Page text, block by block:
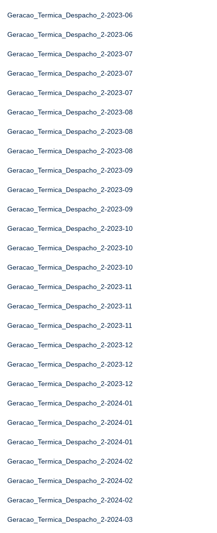
Geracao_Termica_Despacho_2-2023-06
Geracao_Termica_Despacho_2-2023-06
Geracao_Termica_Despacho_2-2023-07
Geracao_Termica_Despacho_2-2023-07
Geracao_Termica_Despacho_2-2023-07
Geracao_Termica_Despacho_2-2023-08
Geracao_Termica_Despacho_2-2023-08
Geracao_Termica_Despacho_2-2023-08
Geracao_Termica_Despacho_2-2023-09
Geracao_Termica_Despacho_2-2023-09
Geracao_Termica_Despacho_2-2023-09
Geracao_Termica_Despacho_2-2023-10
Geracao_Termica_Despacho_2-2023-10
Geracao_Termica_Despacho_2-2023-10
Geracao_Termica_Despacho_2-2023-11
Geracao_Termica_Despacho_2-2023-11
Geracao_Termica_Despacho_2-2023-11
Geracao_Termica_Despacho_2-2023-12
Geracao_Termica_Despacho_2-2023-12
Geracao_Termica_Despacho_2-2023-12
Geracao_Termica_Despacho_2-2024-01
Geracao_Termica_Despacho_2-2024-01
Geracao_Termica_Despacho_2-2024-01
Geracao_Termica_Despacho_2-2024-02
Geracao_Termica_Despacho_2-2024-02
Geracao_Termica_Despacho_2-2024-02
Geracao_Termica_Despacho_2-2024-03